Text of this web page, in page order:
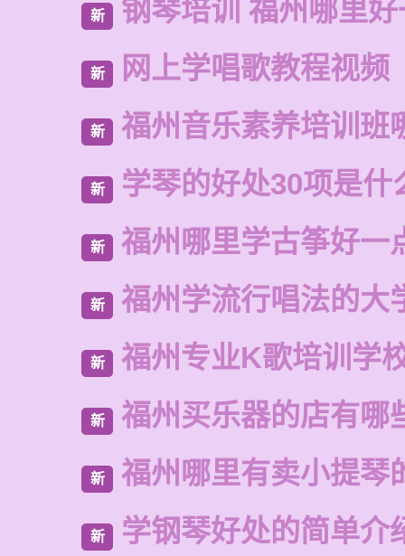
新 钢琴培训 福州哪里
新 网上学唱歌教程视频
新 福州音乐素养培训班
新 学琴的好处30项是什
新 福州哪里学古筝好一
新 福州学流行唱法的大
新 福州专业K歌培训学
新 福州买乐器的店有哪
新 福州哪里有卖小提琴
新 学钢琴好处的简单介